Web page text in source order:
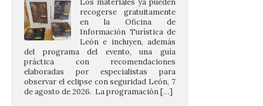
León e incluyen, además
del programa del evento, una guía
práctica con recomendaciones
elaboradas por especialistas para
observar el eclipse con seguridad León, 7
de agosto de 2026. La programación […]